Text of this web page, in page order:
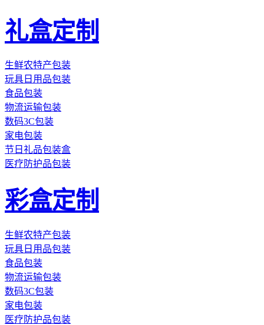
礼盒定制
生鲜农特产包装
玩具日用品包装
食品包装
物流运输包装
数码3C包装
家电包装
节日礼品包装盒
医疗防护品包装
彩盒定制
生鲜农特产包装
玩具日用品包装
食品包装
物流运输包装
数码3C包装
家电包装
医疗防护品包装